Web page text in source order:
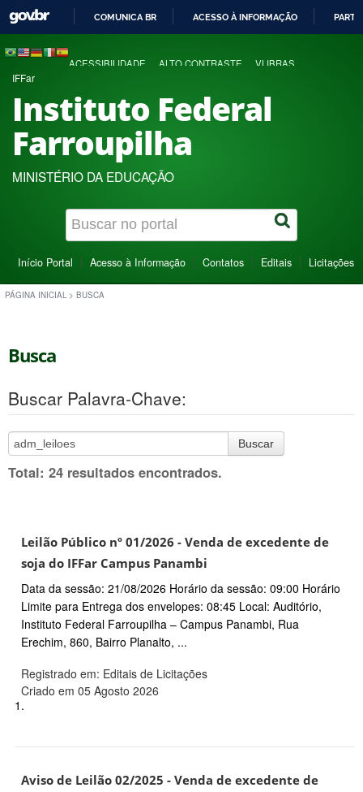
COMUNICA BR ACESSO À INFORMAÇÃO
ACESSIBILIDADE ALTO CONTRASTE VLIBRAS
IFFar
Instituto Federal
Farroupilha
MINISTÉRIO DA EDUCAÇÃO
Início Portal Acesso à Informação Contatos Editais Licitações
PÁGINA INICIAL > BUSCA
Busca
Buscar Palavra-Chave:
Buscar
Total: 24 resultados encontrados.
Leilão Público nº 01/2026 - Venda de excedente de
soja do IFFar Campus Panambi
Data da sessão: 21/08/2026 Horário da sessão: 09:00 Horário
Limite para Entrega dos envelopes: 08:45 Local: Auditório,
Instituto Federal Farroupilha – Campus Panambi, Rua
Erechim, 860, Bairro Planalto, ...
Registrado em: Editais de Licitações
Criado em 05 Agosto 2026
1.
Aviso de Leilão 02/2025 - Venda de excedente de